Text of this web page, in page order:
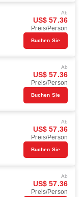
Ab
US$ 57.36
Preis/Person
Buchen Sie
Ab
US$ 57.36
Preis/Person
Buchen Sie
Ab
US$ 57.36
Preis/Person
Buchen Sie
Ab
US$ 57.36
Preis/Person